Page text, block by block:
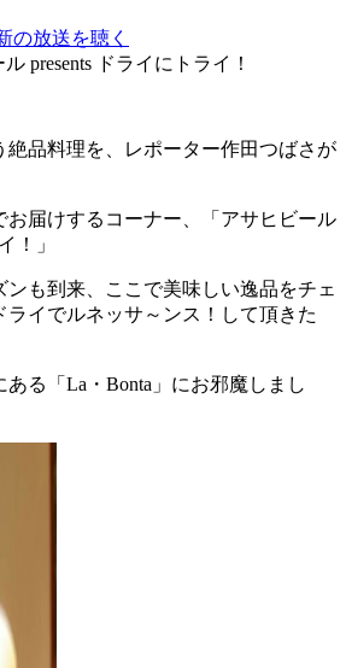
の放送を聴く
presents ドライにトライ！
絶品料理を、レポーター作田つばさが
お届けするコーナー、「アサヒビール
！」
ンも到来、ここで美味しい逸品をチェ
ライでルネッサ～ンス！して頂きた
ある「La・Bonta」にお邪魔しまし